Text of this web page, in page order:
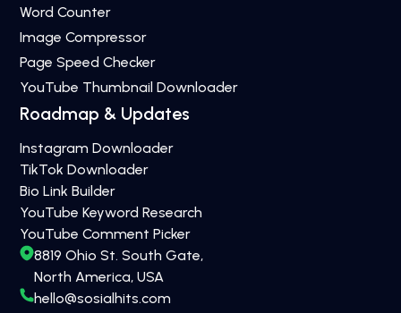
Word Counter
Image Compressor
Page Speed Checker
YouTube Thumbnail Downloader
Roadmap & Updates
Instagram Downloader
TikTok Downloader
Bio Link Builder
YouTube Keyword Research
YouTube Comment Picker
8819 Ohio St. South Gate,
North America, USA
hello@sosialhits.com